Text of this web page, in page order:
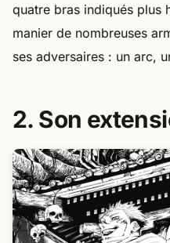
quatre bras indiqués plus
manier de nombreuses
ses adversaires : un arc,
2. Son